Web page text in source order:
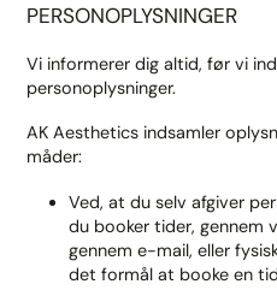
PERSONOPLYSNINGER
Vi informerer dig altid, før vi
personoplysninger.
AK Aesthetics indsamler
måder:
Ved, at du selv afgiver
du booker tider, gennem
gennem e-mail, eller
det formål at booke en